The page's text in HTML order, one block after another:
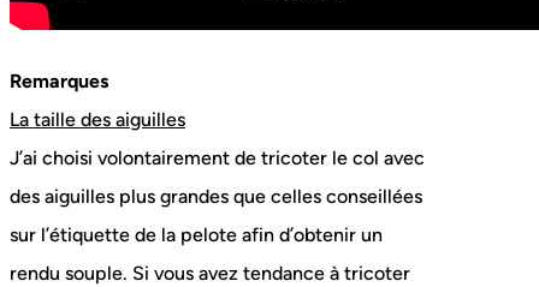
Remarques
La taille des aiguilles
J’ai choisi volontairement de tricoter le col avec
des aiguilles plus grandes que celles conseillées
sur l’étiquette de la pelote afin d’obtenir un
rendu souple. Si vous avez tendance à tricoter